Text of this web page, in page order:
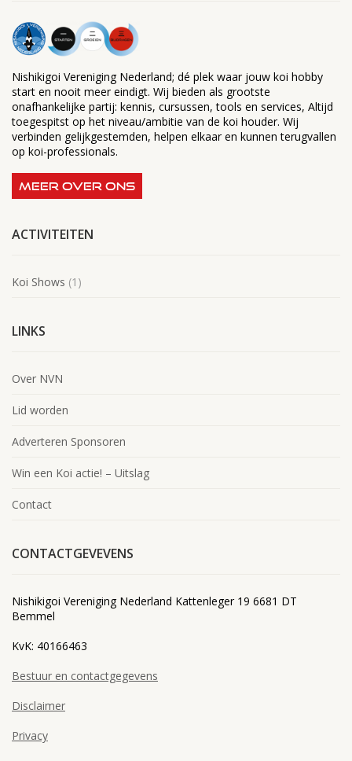
Nishikigoi Vereniging Nederland; dé plek waar jouw koi hobby
start en nooit meer eindigt. Wij bieden als grootste
onafhankelijke partij: kennis, cursussen, tools en services, Altijd
toegespitst op het niveau/ambitie van de koi houder. Wij
verbinden gelijkgestemden, helpen elkaar en kunnen terugvallen
op koi-professionals.
MEER OVER ONS
ACTIVITEITEN
Koi Shows (1)
LINKS
Over NVN
Lid worden
Adverteren Sponsoren
Win een Koi actie! – Uitslag
Contact
CONTACTGEVEVENS
Nishikigoi Vereniging Nederland Kattenleger 19 6681 DT
Bemmel
KvK: 40166463
Bestuur en contactgegevens
Disclaimer
Privacy